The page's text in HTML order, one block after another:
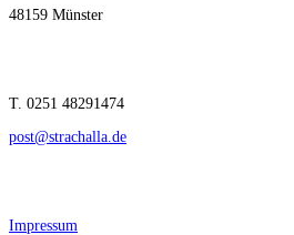
48159 Münster
T. 0251 48291474
post@strachalla.de
Impressum